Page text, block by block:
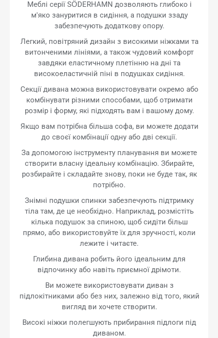
Меблі серії SÖDERHAMN дозволяють глибоко і
м'яко зануритися в сидіння, а подушки ззаду
забезпечують додаткову опору.
Легкий, повітряний дизайн з високими ніжками та
витонченими лініями, а також чудовий комфорт
завдяки еластичному плетінню на дні та
високоеластичній піні в подушках сидіння.
Секції дивана можна використовувати окремо або
комбінувати різними способами, щоб отримати
розмір і форму, які підходять вам і вашому дому.
Якщо вам потрібна більша софа, ви можете додати
до своєї комбінації одну або дві секції.
За допомогою інструменту планування ви можете
створити власну ідеальну комбінацію. Збирайте,
розбирайте і складайте знову, поки не буде так, як
потрібно.
Знімні подушки спинки забезпечують підтримку
тіла там, де це необхідно. Наприклад, розмістіть
кілька подушок за спиною, щоб сидіти більш
прямо, або використовуйте їх для зручності, коли
лежите і читаєте.
Глибина дивана робить його ідеальним для
відпочинку або навіть приємної дрімоти.
Ви можете використовувати диван з
підлокітниками або без них, залежно від того, який
вигляд ви хочете створити.
Високі ніжки полегшують прибирання підлоги під
диваном.